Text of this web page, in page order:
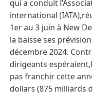
qui a conduit
international
1er au 3 juin à New
la baisse ses
décembre 2024.
dirigeants
pas franchir cette
dollars (875 milliards